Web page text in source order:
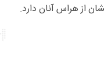
از هراس آنان دارد.